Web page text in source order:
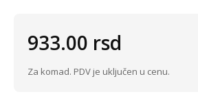
933.00 rsd
Za komad. PDV je uključen u cenu.